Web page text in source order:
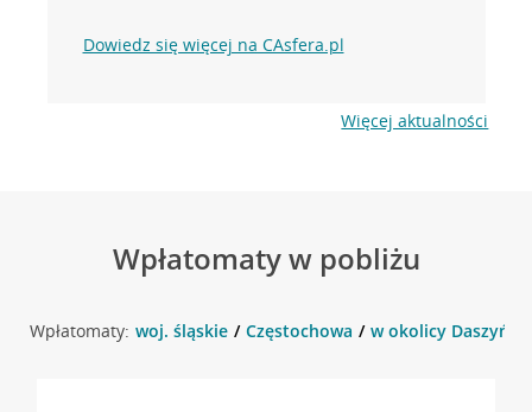
Dowiedz się więcej na CAsfera.pl
Więcej aktualności
Wpłatomaty w pobliżu
Wpłatomaty: woj. śląskie Częstochowa w okolicy